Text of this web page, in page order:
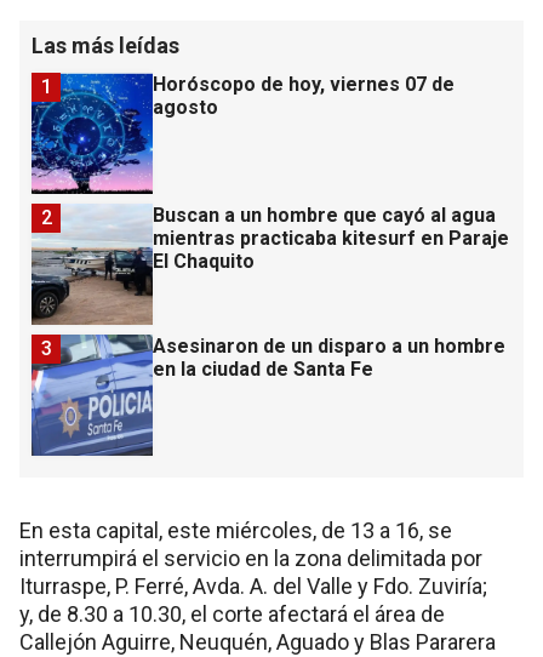
Las más leídas
Horóscopo de hoy, viernes 07 de
agosto
1
Buscan a un hombre que cayó al agua
mientras practicaba kitesurf en Paraje
El Chaquito
2
Asesinaron de un disparo a un hombre
en la ciudad de Santa Fe
3
En esta capital, este miércoles, de 13 a 16, se
interrumpirá el servicio en la zona delimitada por
Iturraspe, P. Ferré, Avda. A. del Valle y Fdo. Zuviría;
y, de 8.30 a 10.30, el corte afectará el área de
Callejón Aguirre, Neuquén, Aguado y Blas Pararera